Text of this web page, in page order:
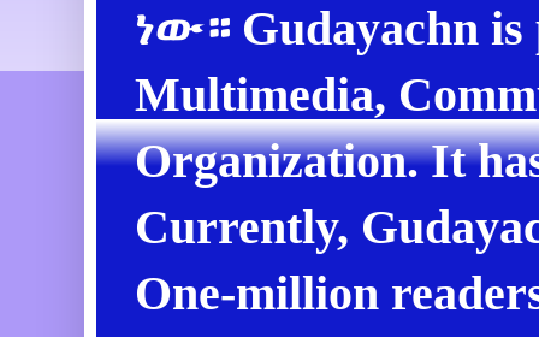
ነው። Gudayachn is
Multimedia,
Organization. It
Currently,
One-million